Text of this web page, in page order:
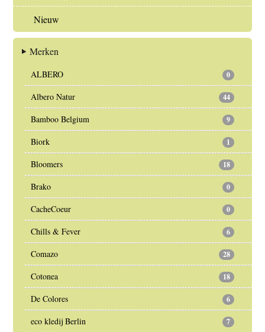
Nieuw
Merken
ALBERO 0
Albero Natur 44
Bamboo Belgium 9
Biork 1
Bloomers 18
Brako 0
CacheCoeur 0
Chills & Fever 6
Comazo 28
Cotonea 18
De Colores 6
eco kledij Berlin 7